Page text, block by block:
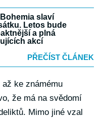
slaví
Letos bude
a plná
akcí
PŘEČÍST ČLÁNEK
ke známému
že má na svědomí
Mimo jiné vzal